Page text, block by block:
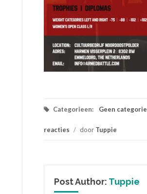
Categorieen: Geen categorie
reacties / door Tuppie
Post Author: Tuppie